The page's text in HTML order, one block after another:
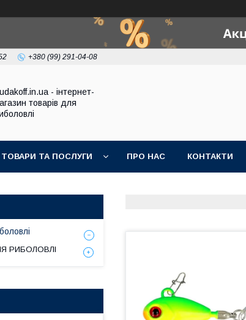
+380 (99) 291-04-08
- інтернет-
товарів для
ТОВАРИ ТА ПОСЛУГИ ПРО НАС КОНТАКТИ
РИБОЛОВЛІ